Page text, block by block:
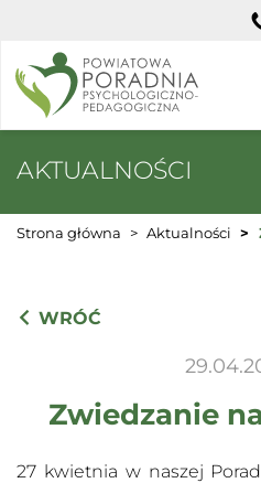
AKTUALNOŚCI
Strona główna Aktualności
WRÓĆ
Zwiedzanie
27 kwietnia w naszej